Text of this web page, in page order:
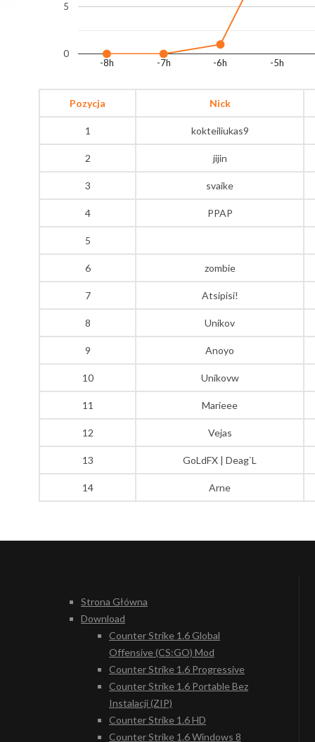
-8h -7h -6h -5h
0
5
Pozycja Nick
1 kokteiliukas9
2 jijin
3 svaike
4 PPAP
5
6 zombie
7 Atsipisi!
8 Unikov
9 Anoyo
10 Unikovw
11 Marieee
12 Vejas
13 GoLdFX | Deag`L
14 Arne
Strona Główna
Download
Counter Strike 1.6 Global
Offensive (CS:GO) Mod
Counter Strike 1.6 Progressive
Counter Strike 1.6 Portable Bez
Instalacji (ZIP)
Counter Strike 1.6 HD
Counter Strike 1.6 Windows 8